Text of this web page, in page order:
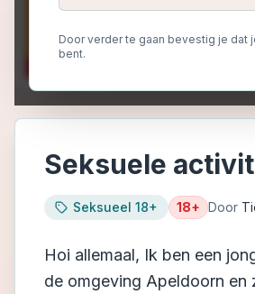
Door verder te gaan bevestig je dat
bent.
Seksuele
Seksueel 18+ 18+ Door
Hoi allemaal, Ik ben een
de omgeving Apeldoorn en